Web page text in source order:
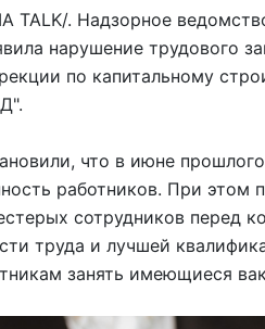
TALK/. Надзорное
нарушение трудового
по капитальному
что в июне
работников. При этом
сотрудников перед
труда и лучшей
занять имеющиеся